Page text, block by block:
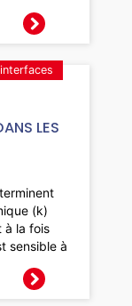
LES
(k)
à la fois
sensible à